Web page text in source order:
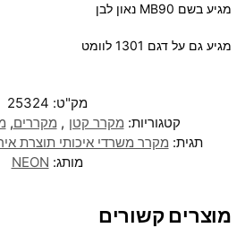
מגיע בשם MB90 נאון לבן
מגיע גם על דגם 1301 לוומט
מק"ט: 25324
קטגוריות: מקרר קטן , מקררים,
תגית: מקרר משרדי איכותי תוצרת
מותג: NEON
מוצרים קשורים